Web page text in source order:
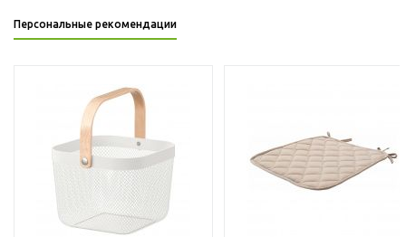
Персональные рекомендации